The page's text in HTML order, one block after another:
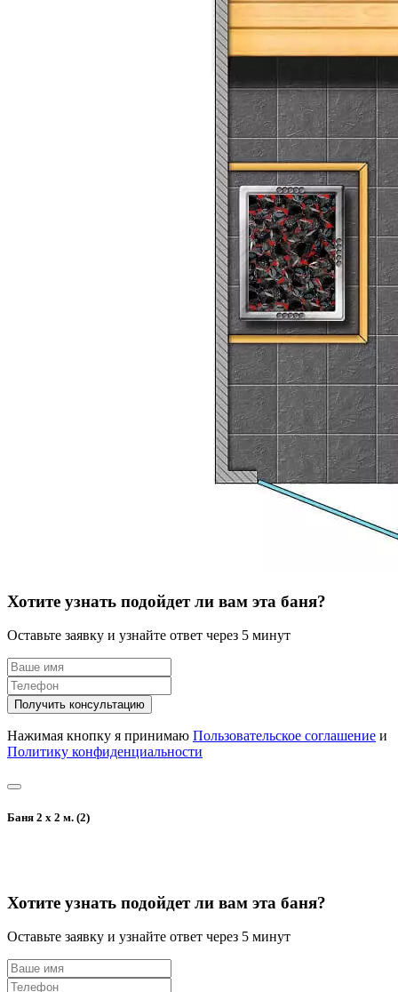
Хотите узнать подойдет ли вам эта баня?
Оставьте заявку и узнайте ответ через 5 минут
Получить консультацию
Нажимая кнопку я принимаю Пользовательское соглашение и
Политику конфиденциальности
Баня 2 х 2 м. (2)
Хотите узнать подойдет ли вам эта баня?
Оставьте заявку и узнайте ответ через 5 минут